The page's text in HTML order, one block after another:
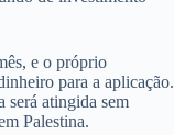
e o próprio
para a aplicação.
será atingida sem
Palestina.